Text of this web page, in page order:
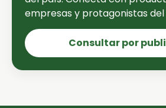
empresas y protagonistas del
Consultar por